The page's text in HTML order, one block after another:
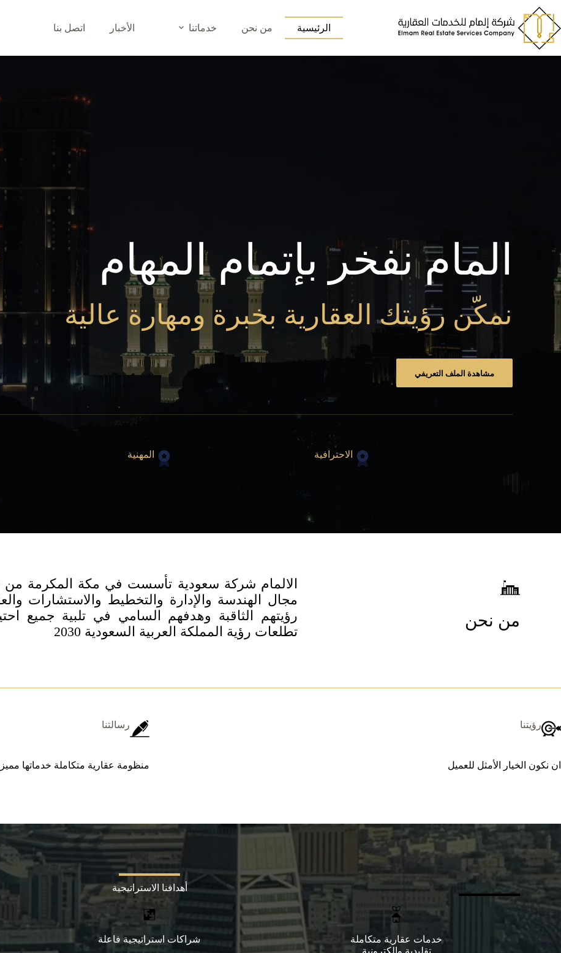
التجاوز
إلى
المحتوى
الرئيسية من نحن خدماتنا الأخبار اتصل بنا
المام نفخر بإتمام المهام
نمكّن رؤيتك العقارية بخبرة ومهارة عالية
مشاهدة الملف التعريفي
الاحترافية المهنية
من نحن
الالمام شركة سعودية تأسست في مكة المكرمة
مجال الهندسة والإدارة والتخطيط والاستشارات
رؤيتهم الثاقبة وهدفهم السامي في تلبية جميع
تطلعات رؤية المملكة العربية السعودية 2030
رؤيتنا
ان نكون الخيار الأمثل للعميل
رسالتنا
منظومة عقارية متكاملة خدماتها
أهدافنا الاستراتيجية
خدمات عقارية متكاملة
تقليدية والكترونية
شراكات استراتيجية فاعلة